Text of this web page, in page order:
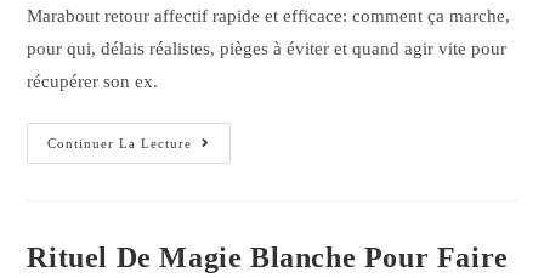
Marabout retour affectif rapide et efficace: comment ça marche,
pour qui, délais réalistes, pièges à éviter et quand agir vite pour
récupérer son ex.
Continuer La Lecture
Rituel De Magie Blanche Pour Faire